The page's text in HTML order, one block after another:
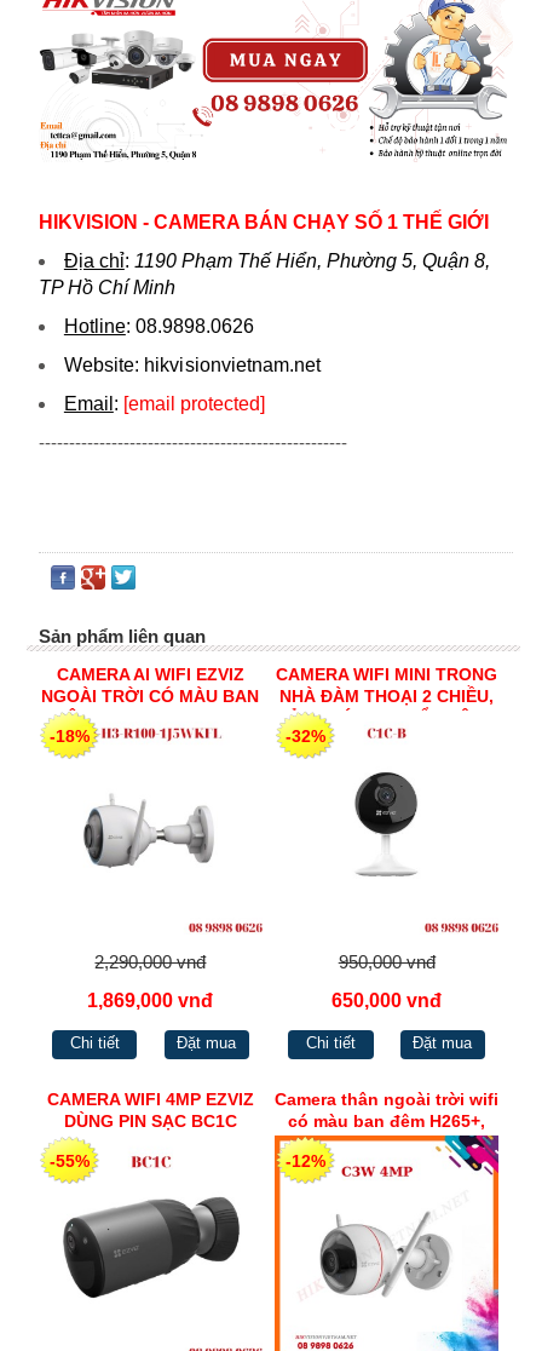
HIKVISION - CAMERA BÁN CHẠY SỐ 1 THẾ GIỚI
Địa chỉ: 1190 Phạm Thế Hiển, Phường 5, Quận 8,
TP Hồ Chí Minh
Hotline: 08.9898.0626
Website: hikvi sionvietnam.net
Email : [email protected]
---------------------------------------------------
Sản phẩm liên quan
CAMERA AI WIFI EZVIZ
NGOÀI TRỜI CÓ MÀU BAN
ĐÊM H265 CS-H3-R100-
1J5WKFL
-18%
2,290,000 vnđ
1,869,000 vnđ
Chi tiết Đặt mua
CAMERA WIFI MINI TRONG
NHÀ ĐÀM THOẠI 2 CHIỀU,
CẢNH BÁO CHUYỂN ĐỘNG
2MP C1C-B
-32%
950,000 vnđ
650,000 vnđ
Chi tiết Đặt mua
CAMERA WIFI 4MP EZVIZ
DÙNG PIN SẠC BC1C
-55%
Camera thân ngoài trời wifi
có màu ban đêm H265+,
4MP Ezviz C3W
-12%